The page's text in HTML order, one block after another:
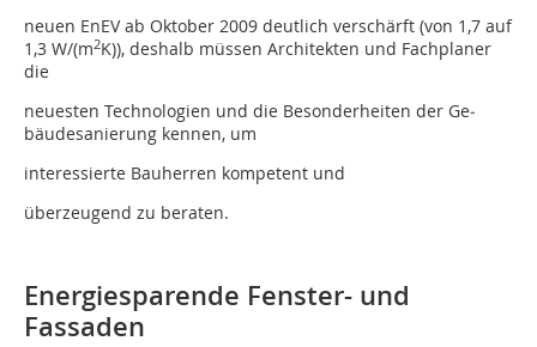
neuen EnEV ab Oktober 2009 deutlich verschärft (von 1,7 auf
1,3 W/(m2K)), deshalb müssen Architekten und Fachplaner
die
neuesten Tech­nologien und die Besonderheiten der Ge­
bäudesanierung kennen, um
interessierte Bauherren kompetent und
überzeugend zu beraten.
Energiesparende Fenster- und
Fassaden